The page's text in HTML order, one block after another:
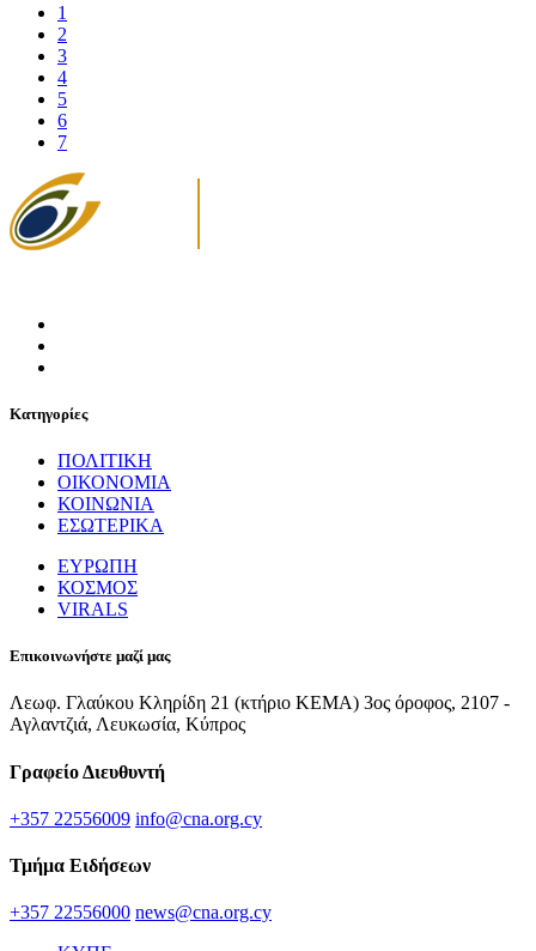
1
2
3
4
5
6
7
Κατηγορίες
ΠΟΛΙΤΙΚΗ
ΟΙΚΟΝΟΜΙΑ
ΚΟΙΝΩΝΙΑ
ΕΣΩΤΕΡΙΚΑ
ΕΥΡΩΠΗ
ΚΟΣΜΟΣ
VIRALS
Επικοινωνήστε μαζί μας
Λεωφ. Γλαύκου Κληρίδη 21 (κτήριο ΚΕΜΑ) 3ος όροφος, 2107 -
Αγλαντζιά, Λευκωσία, Κύπρος
Γραφείο Διευθυντή
+357 22556009 info@cna.org.cy
Τμήμα Ειδήσεων
+357 22556000 news@cna.org.cy